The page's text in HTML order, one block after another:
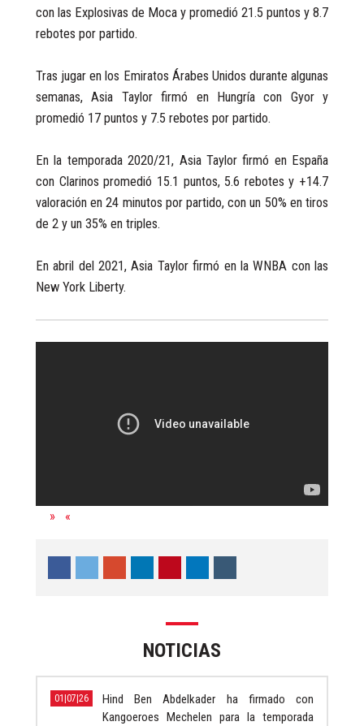
con las Explosivas de Moca y promedió 21.5 puntos y 8.7
rebotes por partido.
Tras jugar en los Emiratos Árabes Unidos durante algunas
semanas, Asia Taylor firmó en Hungría con Gyor y
promedió 17 puntos y 7.5 rebotes por partido.
En la temporada 2020/21, Asia Taylor firmó en España
con Clarinos promedió 15.1 puntos, 5.6 rebotes y +14.7
valoración en 24 minutos por partido, con un 50% en tiros
de 2 y un 35% en triples.
En abril del 2021, Asia Taylor firmó en la WNBA con las
New York Liberty.
NOTICIAS
01|07|26
Hind Ben Abdelkader ha firmado con
Kangoeroes Mechelen para la temporada